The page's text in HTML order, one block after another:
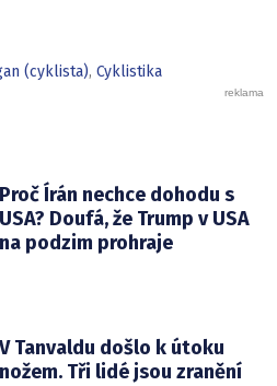
(cyklista), Cyklistika
Proč Írán nechce dohodu s
USA? Doufá, že Trump v USA
na podzim prohraje
V Tanvaldu došlo k útoku
nožem. Tři lidé jsou zranění